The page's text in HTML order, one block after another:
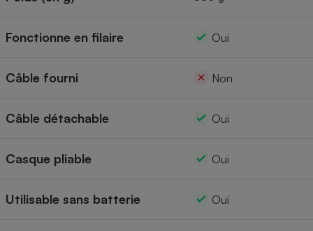
Fonctionne en filaire Oui
Câble fourni Non
Câble détachable Oui
Casque pliable Oui
Utilisable sans batterie Oui